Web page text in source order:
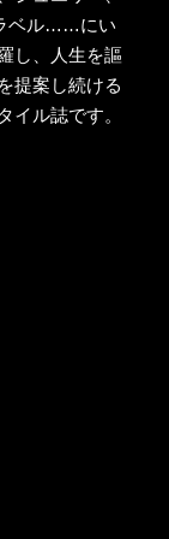
ベル……にい
し、人生を謳
提案し続ける
イル誌です。